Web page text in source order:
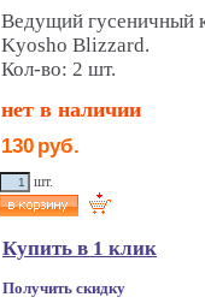
Ведущий гусеничный
Kyosho Blizzard.
Кол-во: 2 шт.
нет в наличии
130 руб.
шт.
Купить в 1 клик
Получить скидку